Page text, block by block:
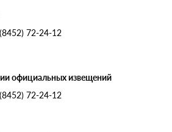
72-24-12
официальных извещений
72-24-12